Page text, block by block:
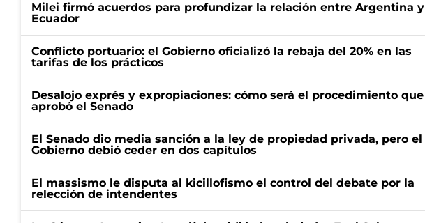
Milei firmó acuerdos para profundizar la relación entre Argentina y
Ecuador
Conflicto portuario: el Gobierno oficializó la rebaja del 20% en las
tarifas de los prácticos
Desalojo exprés y expropiaciones: cómo será el procedimiento que
aprobó el Senado
El Senado dio media sanción a la ley de propiedad privada, pero el
Gobierno debió ceder en dos capítulos
El massismo le disputa al kicillofismo el control del debate por la
relección de intendentes